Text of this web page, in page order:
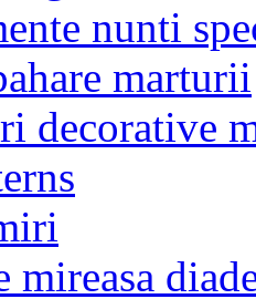
nunti
marturii
decorative
mireasa